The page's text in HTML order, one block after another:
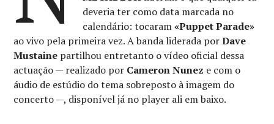
deveria ter como data marcada no
calendário: tocaram«Puppet Parade»
ao vivo pela primeira vez. A banda liderada porDave
Mustaine partilhou entretanto o vídeo oficial dessa
actuação — realizado por Cameron Nunez e com o
áudio de estúdio do tema sobreposto à imagem do
concerto —, disponível já no player ali em baixo.